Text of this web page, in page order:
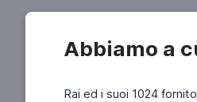
Abbiamo a
Rai ed i suoi 1024